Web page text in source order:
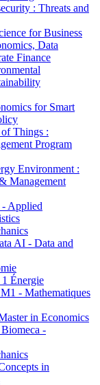
: Threats and
for Business
Data
Finance
for Smart
Things :
Program
Environment :
Management
Applied
AI - Data and
Énergie
- Mathematiques
in Economics
-
in